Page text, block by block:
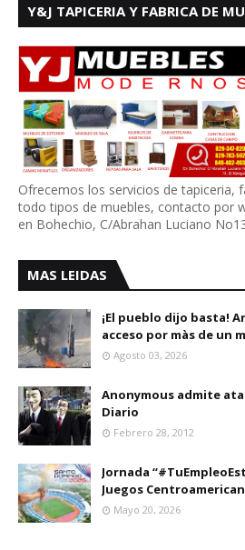
Y&J TAPICERIA Y FABRICA DE
Ofrecemos los servicios de tapiceria,
todo tipos de muebles, contacto por
en Bohechio, C/Abrahan Luciano
MAS LEIDAS
¡El pueblo dijo basta!
acceso por màs de un
Agosto 03, 2026
Anonymous admite
Diario
Febrero 28, 2012
Jornada
Juegos
Mayo 20, 2026